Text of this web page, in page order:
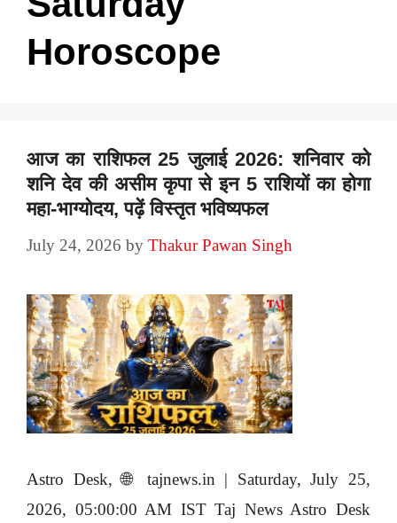
Horoscope
आज का राशिफल 25 जुलाई 2026: शनिवार को
शनि देव की असीम कृपा से इन 5 राशियों का होगा
महा-भाग्योदय, पढ़ें विस्तृत भविष्यफल
July 24, 2026 by Thakur Pawan Singh
Astro Desk, 🌐 tajnews.in | Saturday, July 25,
2026, 05:00:00 AM IST Taj News Astro Desk